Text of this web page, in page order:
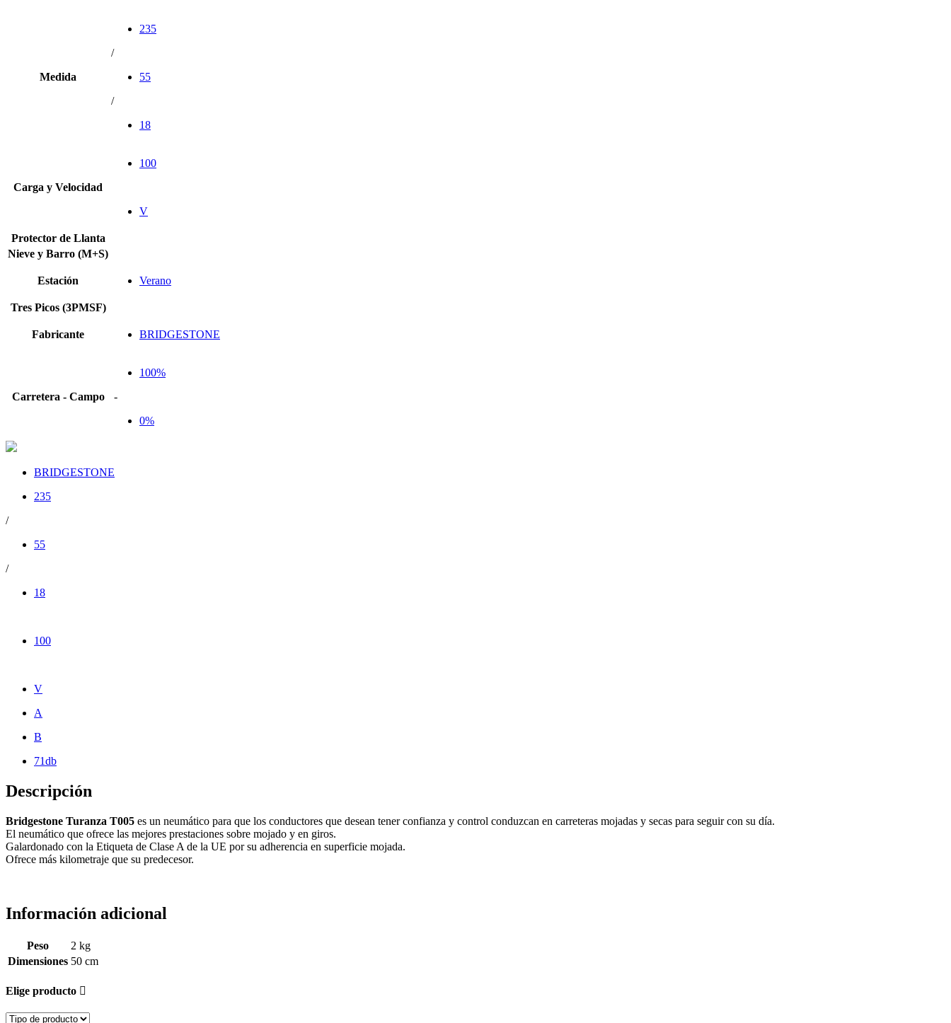
Medida
235
/
55
/
18
Carga y Velocidad
100
V
Protector de Llanta
Nieve y Barro (M+S)
Estación Verano
Tres Picos (3PMSF)
Fabricante BRIDGESTONE
Carretera - Campo
100%
-
0%
BRIDGESTONE
235
/
55
/
18
100
V
A
B
71db
Descripción
Bridgestone Turanza T005 es un neumático para que los conductores que desean tener confianza y control conduzcan en carreteras mojadas y secas para seguir con su día.
El neumático que ofrece las mejores prestaciones sobre mojado y en giros.
Galardonado con la Etiqueta de Clase A de la UE por su adherencia en superficie mojada.
Ofrece más kilometraje que su predecesor.
Información adicional
Peso
2 kg
Dimensiones 50 cm
Elige producto